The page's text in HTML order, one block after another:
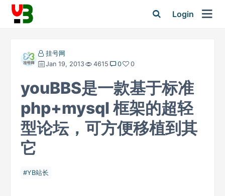
Login
挂号网
Jan 19, 2013
4615 0 0
youBBS是一款基于标准
php+mysql 框架的超轻
型论坛，可方便移植到其
它
YB站长